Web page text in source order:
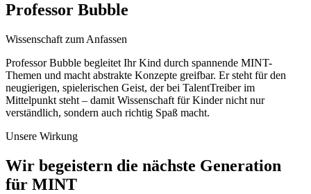
Professor Bubble
Wissenschaft zum Anfassen
Professor Bubble begleitet Ihr Kind durch spannende MINT-
Themen und macht abstrakte Konzepte greifbar. Er steht für den
neugierigen, spielerischen Geist, der bei TalentTreiber im
Mittelpunkt steht – damit Wissenschaft für Kinder nicht nur
verständlich, sondern auch richtig Spaß macht.
Unsere Wirkung
Wir begeistern die nächste Generation
für MINT